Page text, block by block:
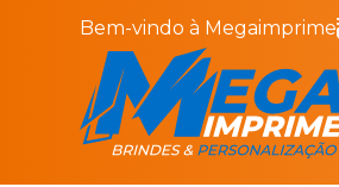
Bem-vindo à Megaimprime